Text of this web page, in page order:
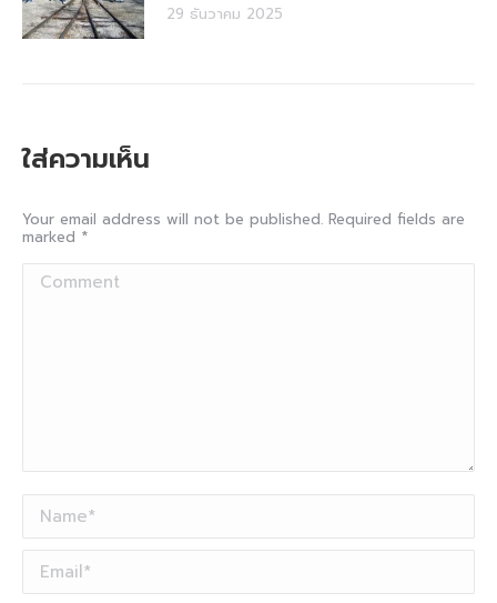
29 ธันวาคม 2025
ใส่ความเห็น
Your email address will not be published. Required fields are
marked *
Comment
Name *
Email *